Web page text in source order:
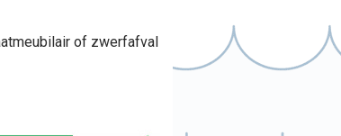
of zwerfafval